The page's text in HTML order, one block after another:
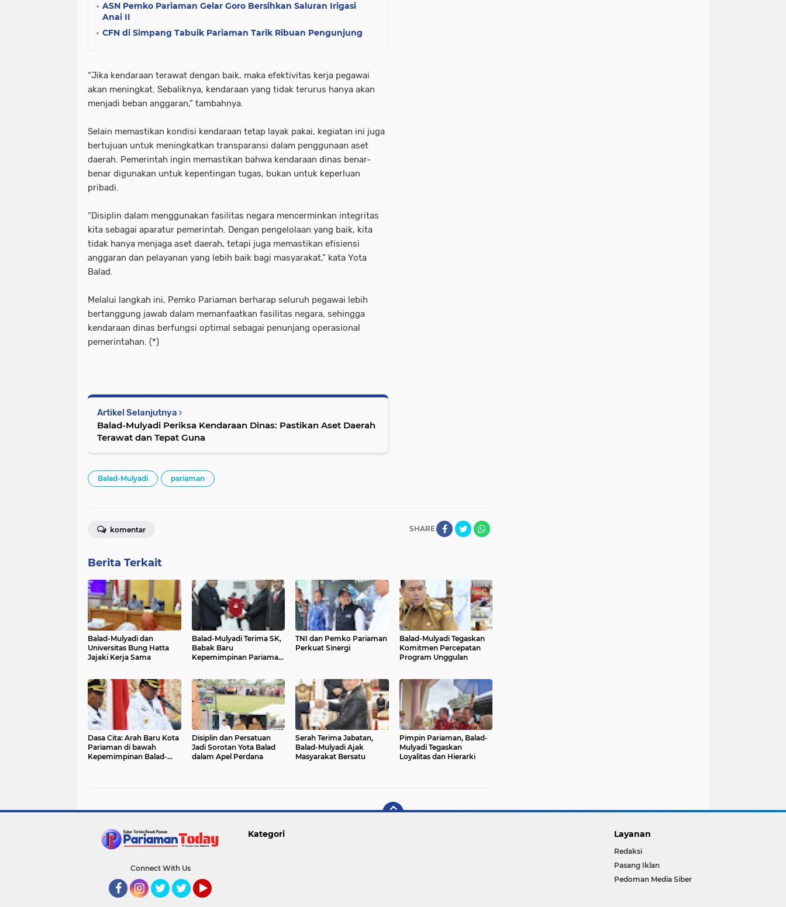
ASN Pemko Pariaman Gelar Goro Bersihkan Saluran Irigasi
Anai II
CFN di Simpang Tabuik Pariaman Tarik Ribuan Pengunjung
“Jika kendaraan terawat dengan baik, maka efektivitas kerja pegawai
akan meningkat. Sebaliknya, kendaraan yang tidak terurus hanya akan
menjadi beban anggaran,” tambahnya.
Selain memastikan kondisi kendaraan tetap layak pakai, kegiatan ini juga
bertujuan untuk meningkatkan transparansi dalam penggunaan aset
daerah. Pemerintah ingin memastikan bahwa kendaraan dinas benar-
benar digunakan untuk kepentingan tugas, bukan untuk keperluan
pribadi.
“Disiplin dalam menggunakan fasilitas negara mencerminkan integritas
kita sebagai aparatur pemerintah. Dengan pengelolaan yang baik, kita
tidak hanya menjaga aset daerah, tetapi juga memastikan efisiensi
anggaran dan pelayanan yang lebih baik bagi masyarakat,” kata Yota
Balad.
Melalui langkah ini, Pemko Pariaman berharap seluruh pegawai lebih
bertanggung jawab dalam memanfaatkan fasilitas negara, sehingga
kendaraan dinas berfungsi optimal sebagai penunjang operasional
pemerintahan. (*)
Artikel Selanjutnya
Balad-Mulyadi Periksa Kendaraan Dinas: Pastikan Aset Daerah
Terawat dan Tepat Guna
Balad-Mulyadi pariaman
SHARE
komentar
Berita Terkait
Balad-Mulyadi dan
Universitas Bung Hatta
Jajaki Kerja Sama
Balad-Mulyadi Terima SK,
Babak Baru
Kepemimpinan Pariaman
TNI dan Pemko Pariaman
Perkuat Sinergi
Balad-Mulyadi Tegaskan
Komitmen Percepatan
Program Unggulan
Dasa Cita: Arah Baru Kota
Pariaman di bawah
Kepemimpinan Balad-
Disiplin dan Persatuan
Jadi Sorotan Yota Balad
dalam Apel Perdana
Serah Terima Jabatan,
Balad-Mulyadi Ajak
Masyarakat Bersatu
Pimpin Pariaman, Balad-
Mulyadi Tegaskan
Loyalitas dan Hierarki
Connect With Us
Kategori Layanan
Redaksi
Pasang Iklan
Pedoman Media Siber